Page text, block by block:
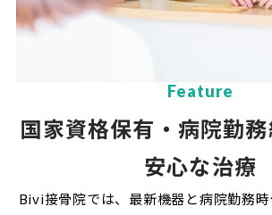
Feature
国家資格保有・病院勤
安心な治療
Bivi接骨院では、最新機器と病院勤務